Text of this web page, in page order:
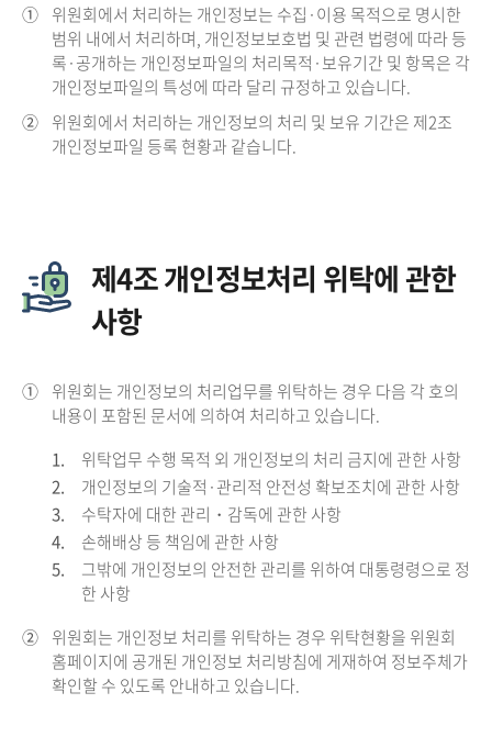
① 위원회에서 처리하는 개인정보는 수집·이용 목적으로 명시한
범위 내에서 처리하며, 개인정보보호법 및 관련 법령에 따라 등
록·공개하는 개인정보파일의 처리목적·보유기간 및 항목은 각
개인정보파일의 특성에 따라 달리 규정하고 있습니다.
② 위원회에서 처리하는 개인정보의 처리 및 보유 기간은 제2조
개인정보파일 등록 현황과 같습니다.
제4조 개인정보처리 위탁에 관한
사항
① 위원회는 개인정보의 처리업무를 위탁하는 경우 다음 각 호의
내용이 포함된 문서에 의하여 처리하고 있습니다.
1.
위탁업무 수행 목적 외 개인정보의 처리 금지에 관한 사항
2.
개인정보의 기술적·관리적 안전성 확보조치에 관한 사항
3.
수탁자에 대한 관리・감독에 관한 사항
4.
손해배상 등 책임에 관한 사항
5.
그밖에 개인정보의 안전한 관리를 위하여 대통령령으로 정
한 사항
② 위원회는 개인정보 처리를 위탁하는 경우 위탁현황을 위원회
홈페이지에 공개된 개인정보 처리방침에 게재하여 정보주체가
확인할 수 있도록 안내하고 있습니다.